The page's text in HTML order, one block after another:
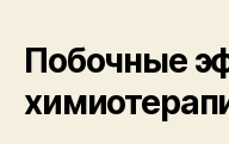
Побочные